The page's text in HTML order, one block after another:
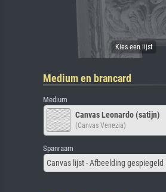
Medium en brancard
Medium
Canvas Leonardo (satijn)
(Canvas Venezia)
Spanraam